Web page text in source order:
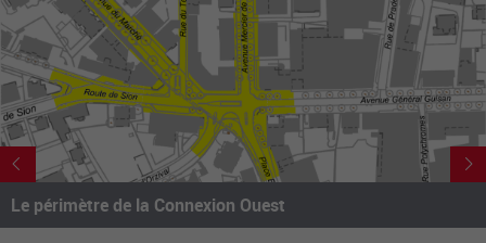
Telefon
E-Mail-Adresse
Frage
Le périmètre de la Connexion Ouest